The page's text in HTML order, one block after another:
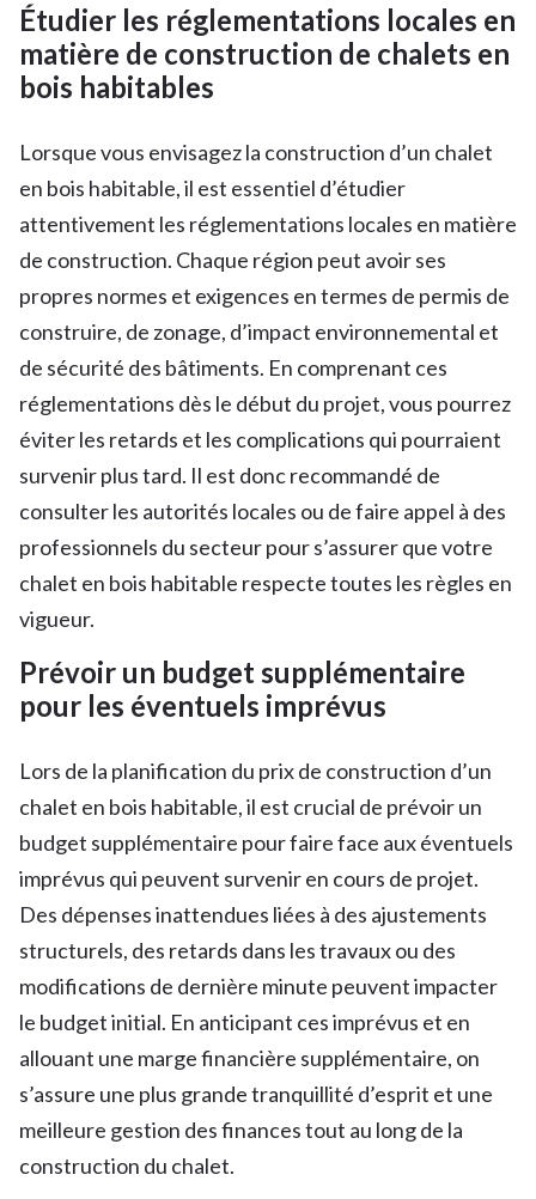
Étudier les réglementations locales en
matière de construction de chalets en
bois habitables
Lorsque vous envisagez la construction d’un chalet
en bois habitable, il est essentiel d’étudier
attentivement les réglementations locales en matière
de construction. Chaque région peut avoir ses
propres normes et exigences en termes de permis de
construire, de zonage, d’impact environnemental et
de sécurité des bâtiments. En comprenant ces
réglementations dès le début du projet, vous pourrez
éviter les retards et les complications qui pourraient
survenir plus tard. Il est donc recommandé de
consulter les autorités locales ou de faire appel à des
professionnels du secteur pour s’assurer que votre
chalet en bois habitable respecte toutes les règles en
vigueur.
Prévoir un budget supplémentaire
pour les éventuels imprévus
Lors de la planification du prix de construction d’un
chalet en bois habitable, il est crucial de prévoir un
budget supplémentaire pour faire face aux éventuels
imprévus qui peuvent survenir en cours de projet.
Des dépenses inattendues liées à des ajustements
structurels, des retards dans les travaux ou des
modifications de dernière minute peuvent impacter
le budget initial. En anticipant ces imprévus et en
allouant une marge financière supplémentaire, on
s’assure une plus grande tranquillité d’esprit et une
meilleure gestion des finances tout au long de la
construction du chalet.